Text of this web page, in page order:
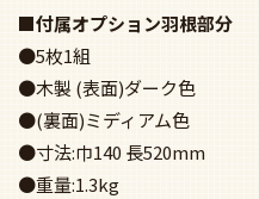
■付属オプション羽根部分
●5枚1組
●木製 (表面)ダーク色
●(裏面)ミディアム色
●寸法:巾140 長520mm
●重量:1.3kg